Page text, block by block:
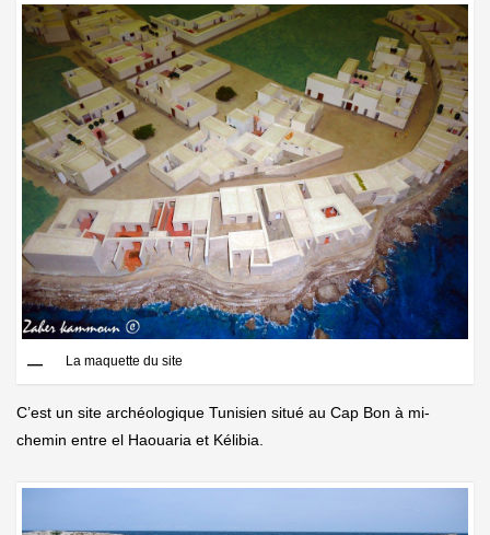
La maquette du site
C’est un site archéologique Tunisien situé au Cap Bon à mi-
chemin entre el Haouaria et Kélibia.